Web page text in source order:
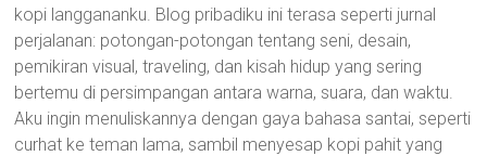
kopi langgananku. Blog pribadiku ini terasa seperti jurnal
perjalanan: potongan-potongan tentang seni, desain,
pemikiran visual, traveling, dan kisah hidup yang sering
bertemu di persimpangan antara warna, suara, dan waktu.
Aku ingin menuliskannya dengan gaya bahasa santai, seperti
curhat ke teman lama, sambil menyesap kopi pahit yang